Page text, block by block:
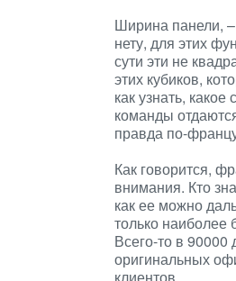
Ширина панели,
нету, для этих
сути эти не
этих кубиков,
как узнать,
команды
правда по-
Как говорится,
внимания. Кто
как ее можно
только наиболее
Всего-то в
оригинальных